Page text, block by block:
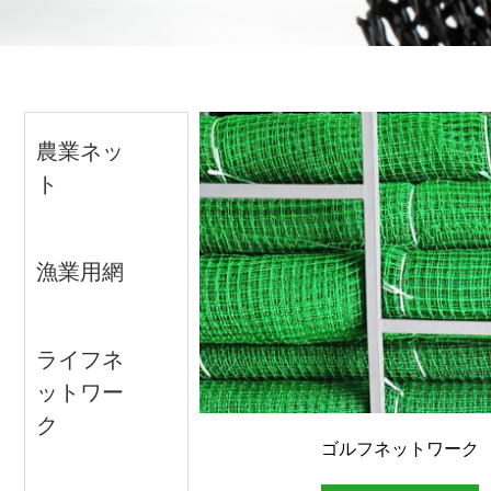
農業ネッ
ト
漁業用網
ライフネ
ットワー
ク
ゴルフネットワーク